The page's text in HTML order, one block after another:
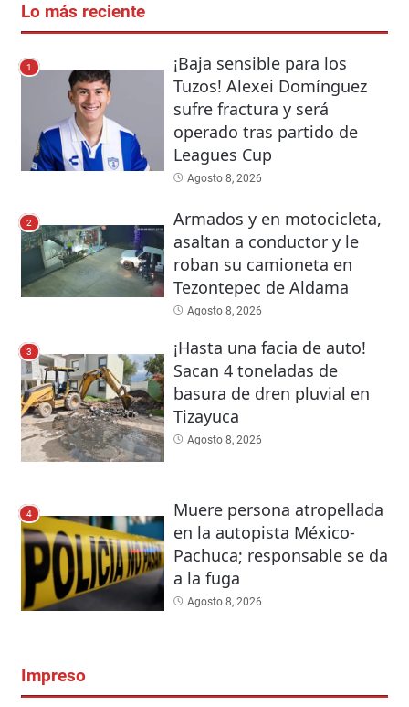
Lo más reciente
1
¡Baja sensible para los
Tuzos! Alexei Domínguez
sufre fractura y será
operado tras partido de
Leagues Cup
Agosto 8, 2026
2
Armados y en motocicleta,
asaltan a conductor y le
roban su camioneta en
Tezontepec de Aldama
Agosto 8, 2026
3
¡Hasta una facia de auto!
Sacan 4 toneladas de
basura de dren pluvial en
Tizayuca
Agosto 8, 2026
4
Muere persona atropellada
en la autopista México-
Pachuca; responsable se da
a la fuga
Agosto 8, 2026
Impreso